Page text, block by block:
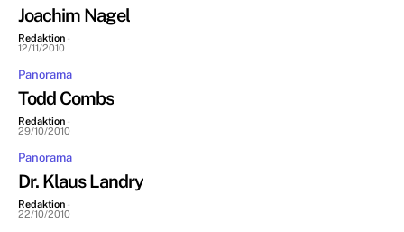
Joachim Nagel
Redaktion -
12/11/2010
Panorama
Todd Combs
Redaktion -
29/10/2010
Panorama
Dr. Klaus Landry
Redaktion -
22/10/2010